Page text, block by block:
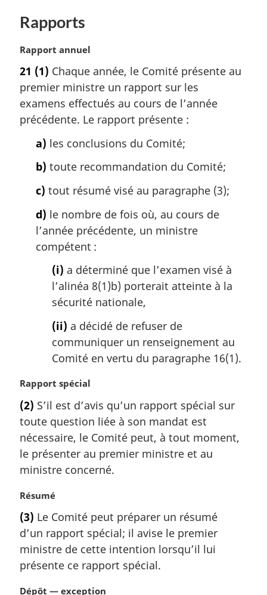
:
Rapports
N
t
e
m
a
r
Rapport annuel
21 (1) Chaque année, le Comité présente au
premier ministre un rapport sur les
examens effectués au cours de l’année
précédente. Le rapport présente :
a) les conclusions du Comité;
b) toute recommandation du Comité;
c) tout résumé visé au paragraphe (3);
d) le nombre de fois où, au cours de
l’année précédente, un ministre
compétent :
(i) a déterminé que l’examen visé à
l’alinéa 8(1)b) porterait atteinte à la
sécurité nationale,
(ii) a décidé de refuser de
communiquer un renseignement au
Comité en vertu du paragraphe 16(1).
N
t
e
m
a
g
n
a
e
:
Rapport spécial
(2) S’il est d’avis qu’un rapport spécial sur
toute question liée à son mandat est
nécessaire, le Comité peut, à tout moment,
le présenter au premier ministre et au
ministre concerné.
N
t
e
m
a
r
g
Résumé
(3) Le Comité peut préparer un résumé
d’un rapport spécial; il avise le premier
ministre de cette intention lorsqu’il lui
présente ce rapport spécial.
N
Dépôt — exception